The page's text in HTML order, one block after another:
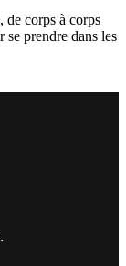
de corps à corps
se prendre dans les